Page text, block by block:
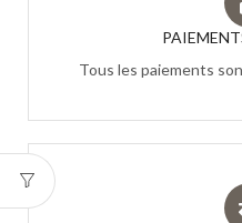
Tous les paiements